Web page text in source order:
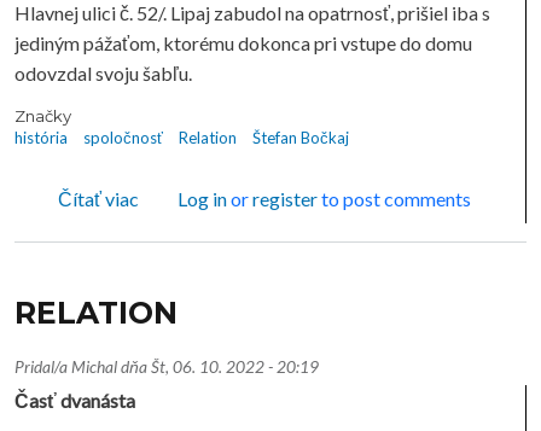
Hlavnej ulici č. 52/. Lipaj zabudol na opatrnosť, prišiel iba s
jediným pážaťom, ktorému dokonca pri vstupe do domu
odovzdal svoju šabľu.
Značky
história
spoločnosť Relation Štefan Bočkaj
Čítať viaco RELATION
Log inorregisterto post comments
RELATION
Pridal/a MichaldňaŠt, 06. 10. 2022 - 20:19
Časť dvanásta